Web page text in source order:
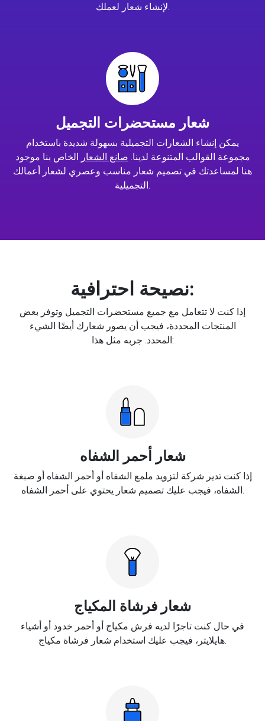
لإنشاء شعار لعملك.
شعار مستحضرات التجميل
يمكن إنشاء الشعارات التجميلية بسهولة شديدة باستخدام
مجموعة القوالب المتنوعة لدينا. صانع الشعار الخاص بنا موجود
هنا لمساعدتك في تصميم شعار مناسب وعصري لشعار أعمالك
التجميلية.
نصيحة احترافية:
إذا كنت لا تتعامل مع جميع مستحضرات التجميل وتوفر بعض
المنتجات المحددة، فيجب أن يصور شعارك أيضًا الشيء
المحدد. جربه مثل هذا:
شعار أحمر الشفاه
إذا كنت تدير شركة لتزويد ملمع الشفاه أو أحمر الشفاه أو صبغة
الشفاه، فيجب عليك تصميم شعار يحتوي على أحمر الشفاه.
شعار فرشاة المكياج
في حال كنت تاجرًا لديه فرش مكياج أو أحمر خدود أو أشياء
هايلايتر، فيجب عليك استخدام شعار فرشاة مكياج.